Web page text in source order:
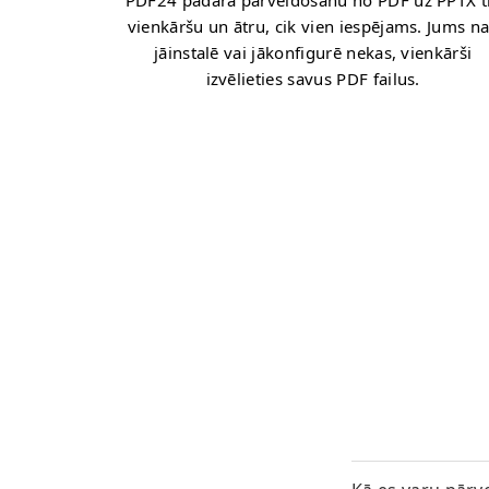
vienkāršu un ātru, cik vien iespējams. Jums
jāinstalē vai jākonfigurē nekas, vienkārši
izvēlieties savus PDF failus.